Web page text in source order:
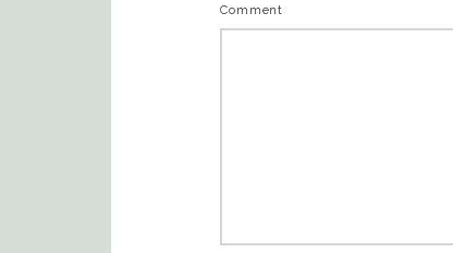
Comment